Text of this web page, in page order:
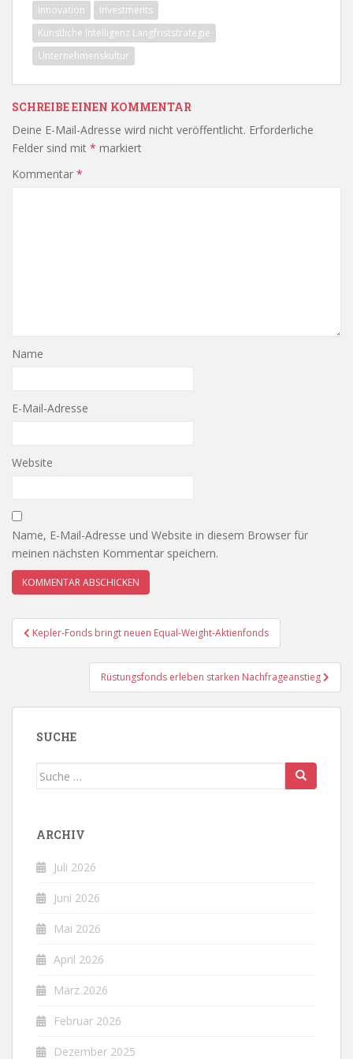
Innovation
Investments
Künstliche Intelligenz Langfriststrategie
Unternehmenskultur
SCHREIBE EINEN KOMMENTAR
Deine E-Mail-Adresse wird nicht veröffentlicht. Erforderliche
Felder sind mit * markiert
Kommentar *
Name
E-Mail-Adresse
Website
Name, E-Mail-Adresse und Website in diesem Browser für
meinen nächsten Kommentar speichern.
Beitragsnavigation
Kepler-Fonds bringt neuen Equal-Weight-Aktienfonds
Rüstungsfonds erleben starken Nachfrageanstieg
SUCHE
Suche
ARCHIV
Juli 2026
Juni 2026
Mai 2026
April 2026
März 2026
Februar 2026
Dezember 2025